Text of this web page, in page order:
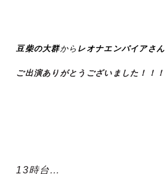
豆柴の大群から レオナエンパイアさん
ご出演ありがとうございました！！！
13時台…